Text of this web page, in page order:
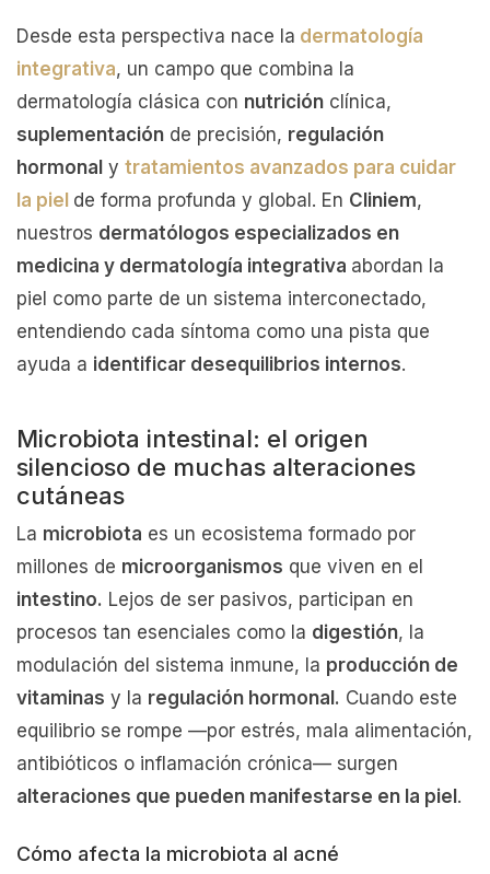
Desde esta perspectiva nace la dermatología
integrativa, un campo que combina la
dermatología clásica con nutrición clínica,
suplementación de precisión, regulación
hormonal y tratamientos avanzados para cuidar
la piel de forma profunda y global. En Cliniem,
nuestros dermatólogos especializados en
medicina y dermatología integrativa abordan la
piel como parte de un sistema interconectado,
entendiendo cada síntoma como una pista que
ayuda a identificar desequilibrios internos.
Microbiota intestinal: el origen
silencioso de muchas alteraciones
cutáneas
La microbiota es un ecosistema formado por
millones de microorganismos que viven en el
intestino. Lejos de ser pasivos, participan en
procesos tan esenciales como la digestión, la
modulación del sistema inmune, la producción de
vitaminas y la regulación hormonal. Cuando este
equilibrio se rompe —por estrés, mala alimentación,
antibióticos o inflamación crónica— surgen
alteraciones que pueden manifestarse en la piel .
Cómo afecta la microbiota al acné